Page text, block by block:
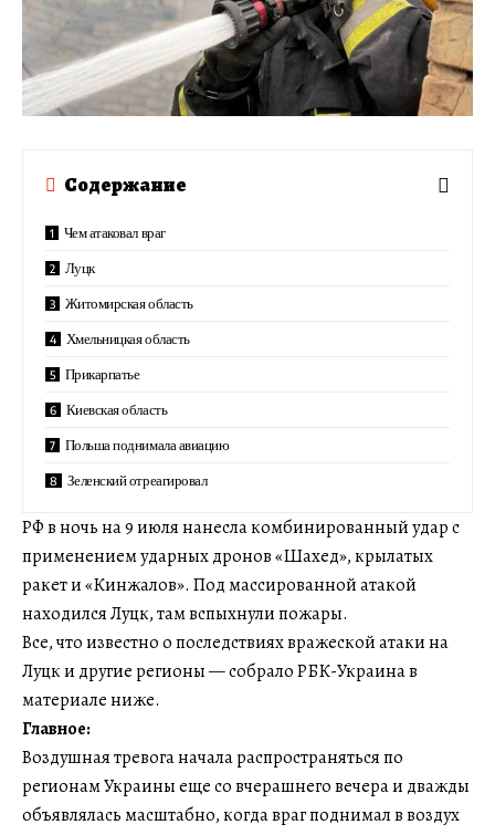
Содержание
Чем атаковал враг
Луцк
Житомирская область
Хмельницкая область
Прикарпатье
Киевская область
Польша поднимала авиацию
Зеленский отреагировал
РФ в ночь на 9 июля нанесла комбинированный удар с
применением ударных дронов «Шахед», крылатых
ракет и «Кинжалов». Под массированной атакой
находился Луцк, там вспыхнули пожары.
Все, что известно о последствиях вражеской атаки на
Луцк и другие регионы — собрало РБК-Украина в
материале ниже.
Главное:
Воздушная тревога начала распространяться по
регионам Украины еще со вчерашнего вечера и дважды
объявлялась масштабно, когда враг поднимал в воздух